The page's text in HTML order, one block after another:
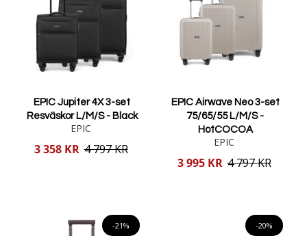
EPIC Jupiter 4X 3-set
Resväskor L/M/S - Black
EPIC
Reducerat
3 358 KR 4 797 KR
EPIC Airwave Neo 3-set
75/65/55 L/M/S -
HotCOCOA
EPIC
Reducerat
3 995 KR 4 797 KR
-21% -20%